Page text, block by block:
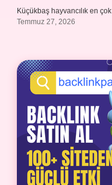
Küçükbaş hayvancılık en
Temmuz 27, 2026